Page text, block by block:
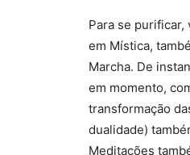
Para se purificar,
em Mística,
Marcha. De
em momento,
transformação
dualidade)
Meditações